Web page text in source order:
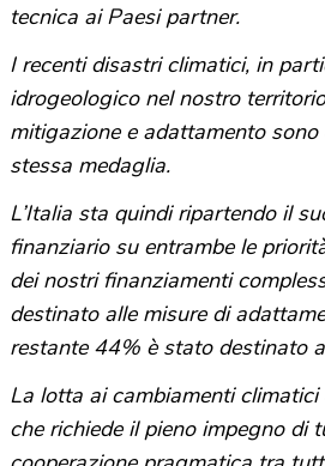
tecnica ai Paesi partner.
I recenti disastri climatici, in
idrogeologico nel nostro
mitigazione e adattamento sono
stessa medaglia.
L’Italia sta quindi ripartendo il
finanziario su entrambe le
dei nostri finanziamenti
destinato alle misure di
restante 44% è stato destinato
La lotta ai cambiamenti
che richiede il pieno impegno di